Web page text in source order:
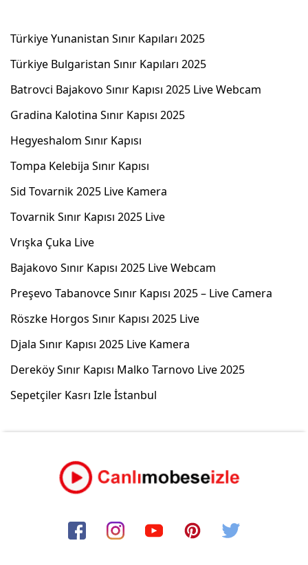
Türkiye Yunanistan Sınır Kapıları 2025
Türkiye Bulgaristan Sınır Kapıları 2025
Batrovci Bajakovo Sınır Kapısı 2025 Live Webcam
Gradina Kalotina Sınır Kapısı 2025
Hegyeshalom Sınır Kapısı
Tompa Kelebija Sınır Kapısı
Sid Tovarnik 2025 Live Kamera
Tovarnik Sınır Kapısı 2025 Live
Vrışka Çuka Live
Bajakovo Sınır Kapısı 2025 Live Webcam
Preşevo Tabanovce Sınır Kapısı 2025 – Live Camera
Röszke Horgos Sınır Kapısı 2025 Live
Djala Sınır Kapısı 2025 Live Kamera
Dereköy Sınır Kapısı Malko Tarnovo Live 2025
Sepetçiler Kasrı Izle İstanbul